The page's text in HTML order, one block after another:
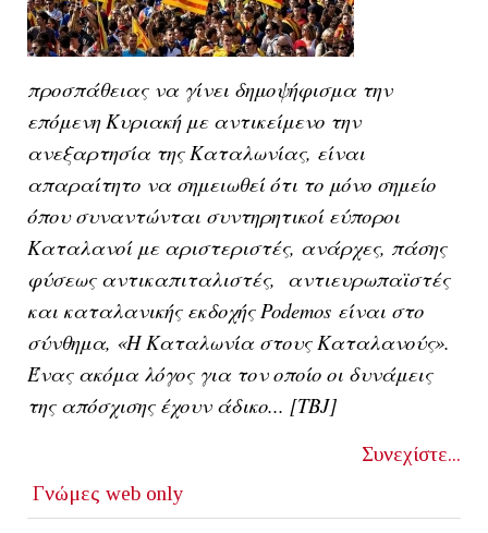
προσπάθειας να γίνει δημοψήφισμα την
επόμενη Κυριακή με αντικείμενο την
ανεξαρτησία της Καταλωνίας, είναι
απαραίτητο να σημειωθεί ότι το μόνο σημείο
όπου συναντώνται συντηρητικοί εύποροι
Καταλανοί με αριστεριστές, ανάρχες, πάσης
φύσεως αντικαπιταλιστές, αντιευρωπαϊστές
και καταλανικής εκδοχής Podemos είναι στο
σύνθημα, «Η Καταλωνία στους Καταλανούς».
Ένας ακόμα λόγος για τον οποίο οι δυνάμεις
της απόσχισης έχουν άδικο... [TBJ]
Συνεχίστε...
Γνώμες web only